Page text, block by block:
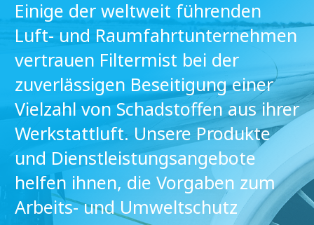
Einige der weltweit führenden
Luft- und Raumfahrtunternehmen
vertrauen Filtermist bei der
zuverlässigen Beseitigung einer
Vielzahl von Schadstoffen aus ihrer
Werkstattluft. Unsere Produkte
und Dienstleistungsangebote
helfen ihnen, die Vorgaben zum
Arbeits- und Umweltschutz